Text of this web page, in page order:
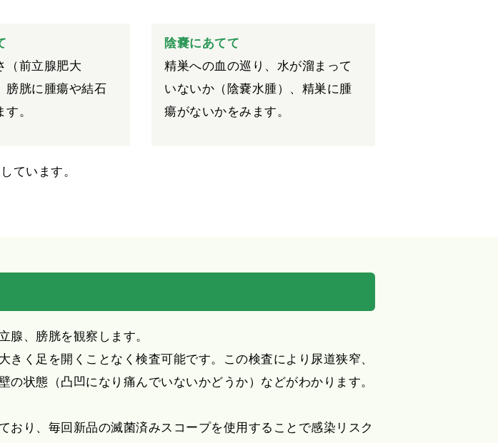
（前立腺肥大
膀胱に腫瘍や結石
。
陰嚢にあてて
精巣への血の巡り、水が溜まって
いないか（陰嚢水腫）、精巣に腫
瘍がないかをみます。
ています。
腺、膀胱を観察します。
く足を開くことなく検査可能です。この検査により尿道狭窄、
状態（凸凹になり痛んでいないかどうか）などがわかります。
り、毎回新品の滅菌済みスコープを使用することで感染リスク